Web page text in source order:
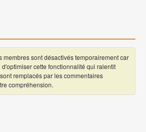
membres sont désactivés temporairement car
cette fonctionnalité qui ralentit
remplacés par les commentaires
compréhension.